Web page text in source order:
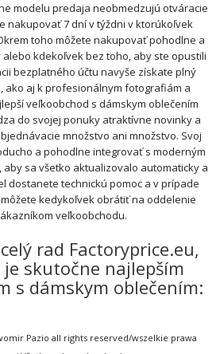
modelu predaja neobmedzujú otváracie
nakupovať 7 dní v týždni v ktorúkoľvek
toho môžete nakupovať pohodlne a
kdekoľvek bez toho, aby ste opustili
bezplatného účtu navyše získate plný
ako aj k profesionálnym fotografiám a
veľkoobchod s dámskym oblečením
do svojej ponuky atraktívne novinky a
množstvo ani množstvo. Svoj
a pohodlne integrovať s moderným
sa všetko aktualizovalo automaticky a
dostanete technickú pomoc a v prípade
kedykoľvek obrátiť na oddelenie
veľkoobchodu.
rad Factoryprice.eu,
skutočne najlepším
s dámskym oblečením:
Pazio all rights reserved/wszelkie prawa